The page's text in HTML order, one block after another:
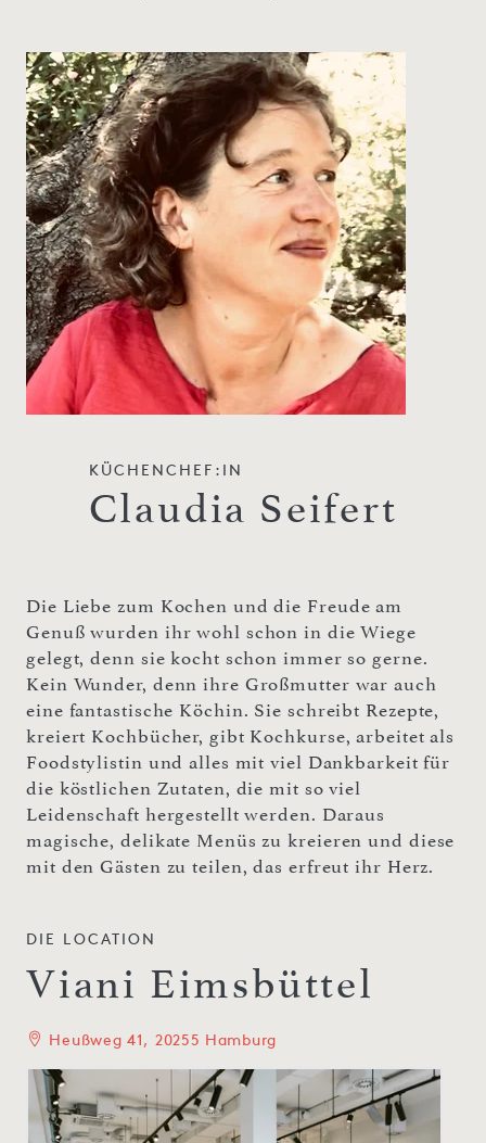
KÜCHENCHEF:IN
Claudia Seifert
Die Liebe zum Kochen und die Freude am
Genuß wurden ihr wohl schon in die Wiege
gelegt, denn sie kocht schon immer so gerne.
Kein Wunder, denn ihre Großmutter war auch
eine fantastische Köchin. Sie schreibt Rezepte,
kreiert Kochbücher, gibt Kochkurse, arbeitet als
Foodstylistin und alles mit viel Dankbarkeit für
die köstlichen Zutaten, die mit so viel
Leidenschaft hergestellt werden. Daraus
magische, delikate Menüs zu kreieren und diese
mit den Gästen zu teilen, das erfreut ihr Herz.
DIE LOCATION
Viani Eimsbüttel
Heußweg 41, 20255 Hamburg